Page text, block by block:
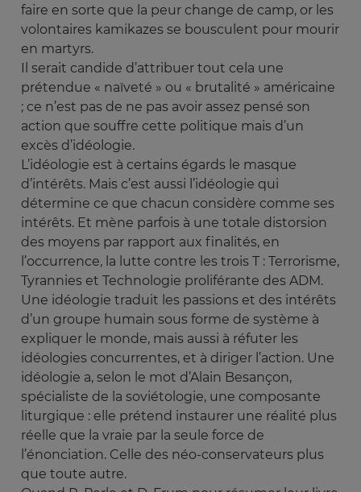
faire en sorte que la peur change de camp, or les
volontaires kamikazes se bousculent pour mourir
en martyrs.
Il serait candide d’attribuer tout cela une
prétendue « naïveté » ou « brutalité » américaine
; ce n’est pas de ne pas avoir assez pensé son
action que souffre cette politique mais d’un
excès d’idéologie.
L’idéologie est à certains égards le masque
d’intérêts. Mais c’est aussi l’idéologie qui
détermine ce que chacun considère comme ses
intérêts. Et mène parfois à une totale distorsion
des moyens par rapport aux finalités, en
l’occurrence, la lutte contre les trois T : Terrorisme,
Tyrannies et Technologie proliférante des ADM.
Une idéologie traduit les passions et des intérêts
d’un groupe humain sous forme de système à
expliquer le monde, mais aussi à réfuter les
idéologies concurrentes, et à diriger l’action. Une
idéologie a, selon le mot d’Alain Besançon,
spécialiste de la soviétologie, une composante
liturgique : elle prétend instaurer une réalité plus
réelle que la vraie par la seule force de
l’énonciation. Celle des néo-conservateurs plus
que toute autre.